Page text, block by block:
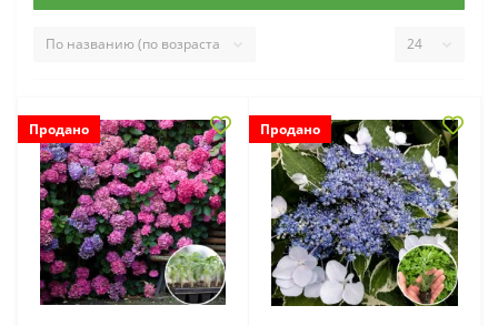
Продано Продано